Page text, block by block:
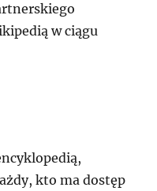
w ciągu
kto ma dostęp